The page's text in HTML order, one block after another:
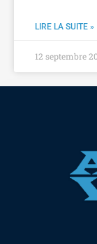
LIRE LA SUITE »
12 septembre